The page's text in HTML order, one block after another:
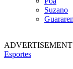
Suzano
ADVERTISEMENT
Esportes